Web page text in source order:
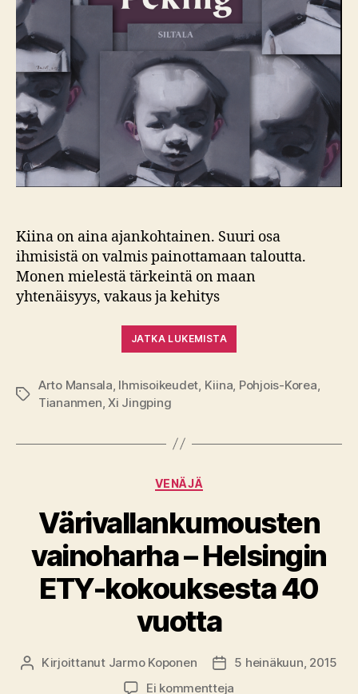
Kiina on aina ajankohtainen. Suuri osa
ihmisistä on valmis painottamaan taloutta.
Monen mielestä tärkeintä on maan
yhtenäisyys, vakaus ja kehitys
JATKA LUKEMISTA
Avainsanat
Arto Mansala Ihmisoikeudet Kiina Pohjois-Korea
Tiananmen ,Xi Jingping
Kategoriat
VENÄJÄ
Värivallankumousten
vainoharha – Helsingin
ETY-kokouksesta 40
vuotta
Kirjoittaja
Kirjoittanut Jarmo Koponen Julkaisupäivämäärä
5 heinäkuun, 2015
Ei kommentteja